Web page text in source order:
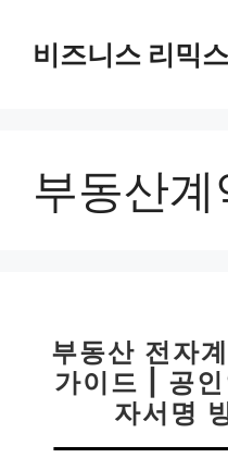
비즈니스 리믹스
부동산계
부동산 전자
가이드 | 공
자서명